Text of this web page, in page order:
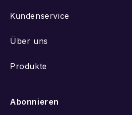
Kundenservice
Anleitungen
Withdraw from Contract
Über uns
Unsere Geschichte
LEGO Set vorschlagen
Produkte
Abonnieren